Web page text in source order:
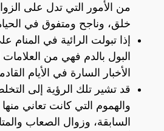
من الأمور التي تدل على
خلق، وناجح ومتفوق في
إذا تبولت الرائية في المنام
البول بالدم فهي من
الأخبار السارة في الأيام
قد تشير تلك الرؤية إلى
والهموم التي كانت تعاني منها
السابقة، وزوال الصعاب